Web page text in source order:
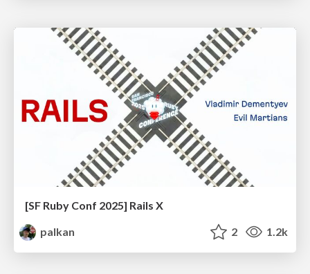
[SF Ruby Conf 2025] Rails X
palkan
2 1.2k